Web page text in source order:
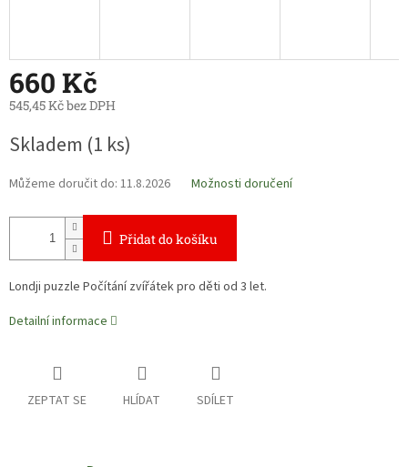
660 Kč
545,45 Kč bez DPH
cena:
Skladem (1 ks)
Můžeme doručit do: 11.8.2026 Možnosti doručení
Přidat do košíku
Londji puzzle Počítání zvířátek pro děti od 3 let.
Detailní informace
ZEPTAT SE HLÍDAT SDÍLET